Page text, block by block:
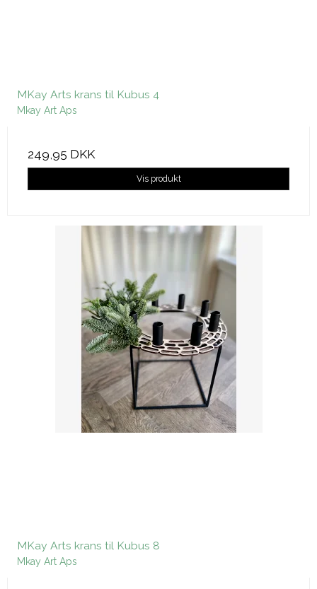
MKay Arts krans til Kubus 4
Mkay Art Aps
249,95 DKK
Vis produkt
MKay Arts krans til Kubus 8
Mkay Art Aps